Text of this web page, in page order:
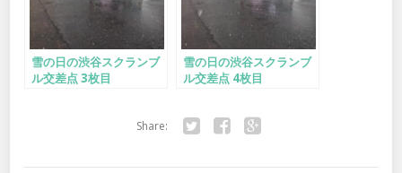
雪の日の渋谷スクランブ
ル交差点 3枚目
雪の日の渋谷スクランブ
ル交差点 4枚目
Share: